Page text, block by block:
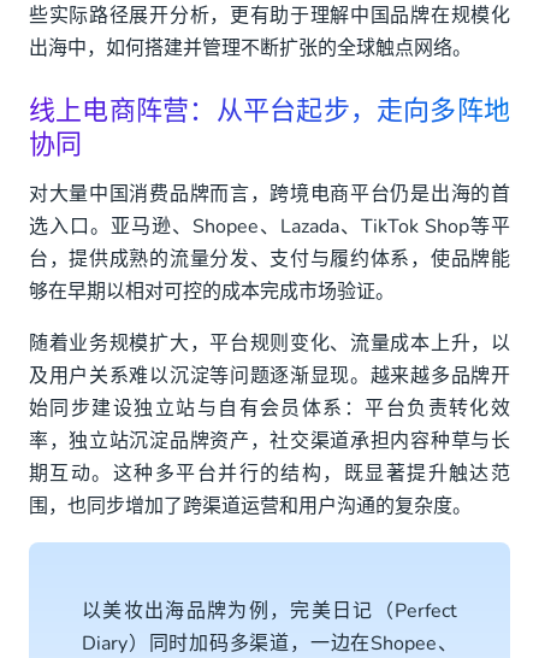
些实际路径展开分析，更有助于理解中国品牌在规模化
出海中，如何搭建并管理不断扩张的全球触点网络。
线上电商阵营：从平台起步，走向多阵地
协同
对大量中国消费品牌而言，跨境电商平台仍是出海的首
选入口。亚马逊、Shopee、Lazada、TikTok Shop等平
台，提供成熟的流量分发、支付与履约体系，使品牌能
够在早期以相对可控的成本完成市场验证。
随着业务规模扩大，平台规则变化、流量成本上升，以
及用户关系难以沉淀等问题逐渐显现。越来越多品牌开
始同步建设独立站与自有会员体系：平台负责转化效
率，独立站沉淀品牌资产，社交渠道承担内容种草与长
期互动。这种多平台并行的结构，既显著提升触达范
围，也同步增加了跨渠道运营和用户沟通的复杂度。
以美妆出海品牌为例，完美日记（Perfect
Diary）同时加码多渠道，一边在Shopee、